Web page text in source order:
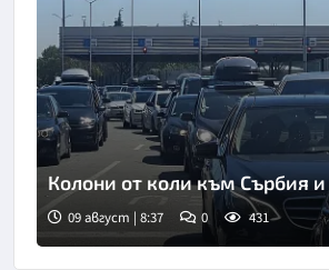
Снимка: БНТ
Колони от коли към Сърбия
09 август | 8:37 0 431